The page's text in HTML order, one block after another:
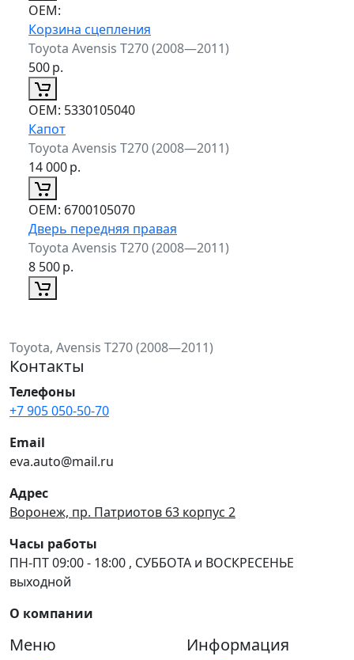
ОЕМ:
Корзина сцепления
Toyota Avensis T270 (2008—2011)
500р.
ОЕМ: 5330105040
Капот
Toyota Avensis T270 (2008—2011)
14 000р.
ОЕМ: 6700105070
Дверь передняя правая
Toyota Avensis T270 (2008—2011)
8 500р.
Toyota, Avensis T270 (2008—2011)
Контакты
Телефоны
+7 905 050-50-70
Email
eva.auto@mail.ru
Адрес
Воронеж, пр. Патриотов 63 корпус 2
Часы работы
ПН-ПТ 09:00 - 18:00 , СУББОТА и ВОСКРЕСЕНЬЕ
выходной
О компании
Меню Информация